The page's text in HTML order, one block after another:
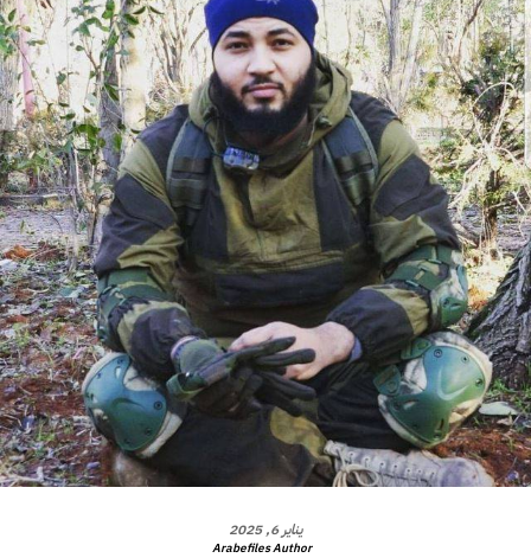
يناير 6, 2025
Arabefiles Author